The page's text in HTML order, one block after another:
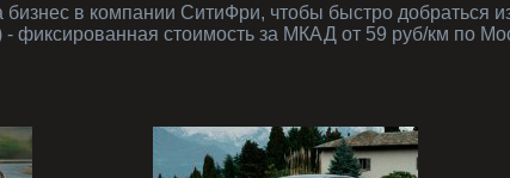
бизнес в компании СитиФри, чтобы быстро добраться
фиксированная стоимость за МКАД от 59 руб/км по